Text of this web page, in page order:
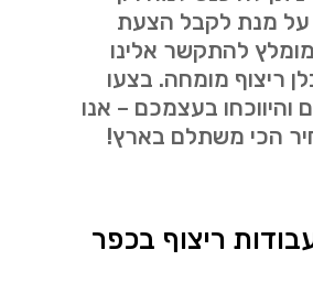
על מנת לקבל הצעת
להתקשר אלינו
ריצוף מומחה. בצעו
והיווכחו בעצמכם – אנו
הכי משתלם בארץ!
ריצוף בכפר